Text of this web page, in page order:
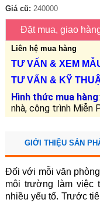
Giá cũ: 240000
Liên hệ mua hàng
TƯ VẤN & XEM
TƯ VẤN & KỸ
Hình thức mua hàng
nhà, công trình Miễn
GIỚI THIỆU SẢN
Đối với mỗi văn
môi trường làm việc
nhiều yếu tố. Trước